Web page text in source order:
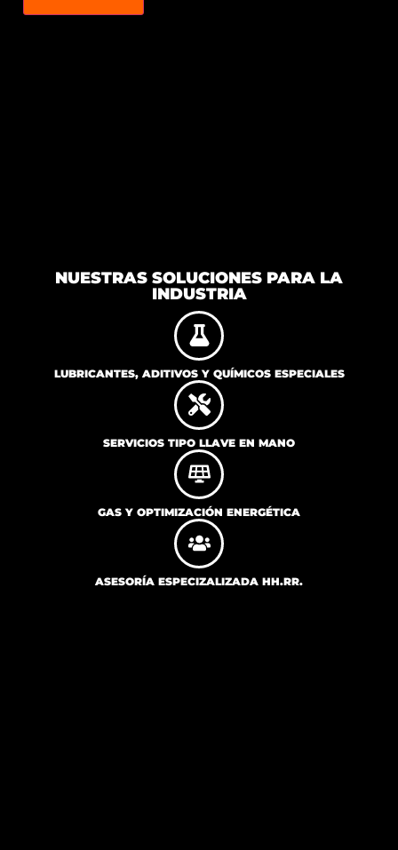
NUESTRAS SOLUCIONES PARA LA
INDUSTRIA
LUBRICANTES, ADITIVOS Y QUÍMICOS ESPECIALES
SERVICIOS TIPO LLAVE EN MANO
GAS Y OPTIMIZACIÓN ENERGÉTICA
ASESORÍA ESPECIZALIZADA HH.RR.